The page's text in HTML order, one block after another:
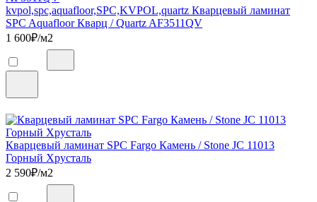
kvpol,spc,aquafloor,SPC,KVPOL,quartz Кварцевый ламинат
SPC Aquafloor Кварц / Quartz AF3511QV
1 600₽/м2
Кварцевый ламинат SPC Fargo Камень / Stone JC 11013
Горный Хрусталь
2 590₽/м2